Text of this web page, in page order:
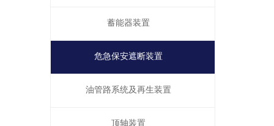
蓄能器装置
危急保安遮断装置
油管路系统及再生装置
顶轴装置